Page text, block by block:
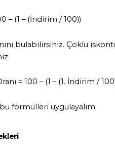
– (1 – (İndirim / 100))
bulabilirsiniz. Çoklu
= 100 – (1 – (1. İndirim /
formülleri uygulayalım.